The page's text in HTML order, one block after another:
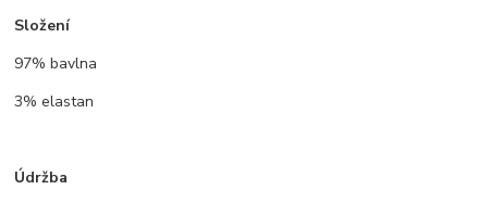
Složení
97% bavlna
3% elastan
Údržba